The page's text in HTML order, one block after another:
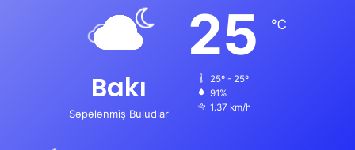
Bakı
Səpələnmiş Buludlar
25 ℃
25º - 25º
91%
1.37 km/h